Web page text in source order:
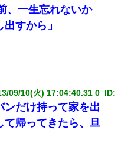
、ツケで宝石を買おうと
たちの様子が微妙におか
も言わずにお金貸してく
友達「10万円ぐら
、一生忘れないか
すから」
09/10(火) 17:04:40.31 0 ID:
ンだけ持って家を出
て帰ってきたら、旦